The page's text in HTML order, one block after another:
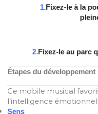
1.Fixez-le à la
2.Fixez-le au parc
Étapes du développement
Ce mobile musical
l’intelligence
Sens